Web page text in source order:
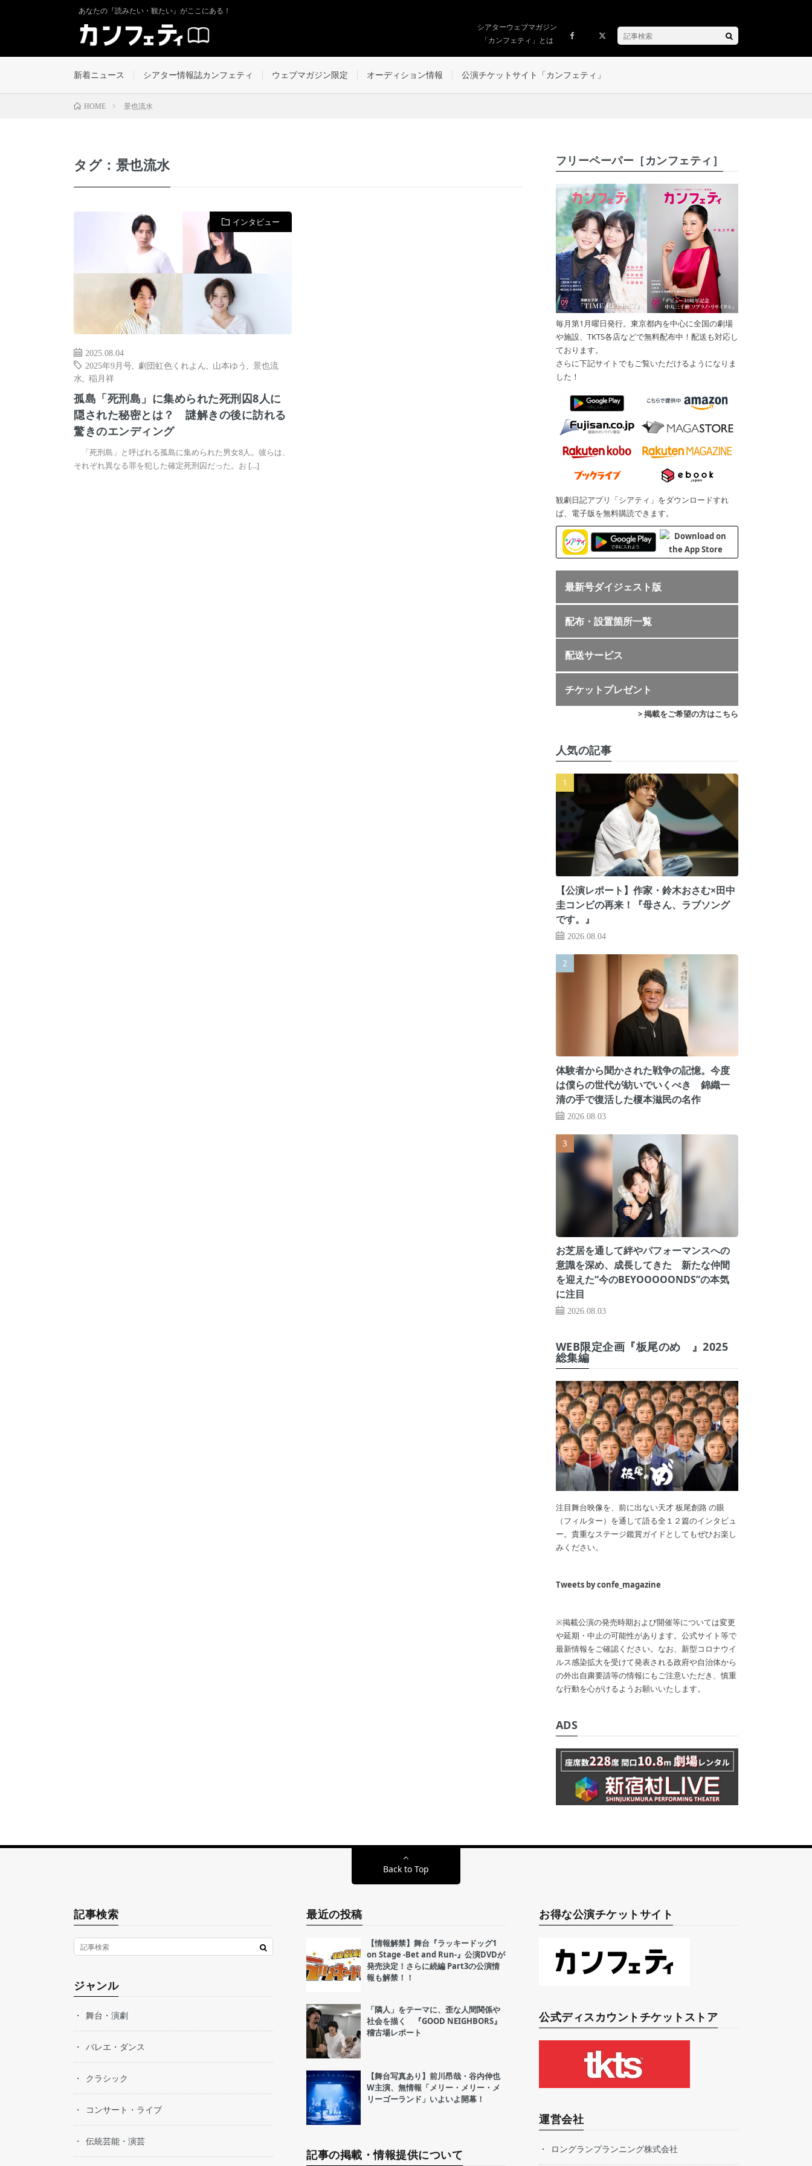
あなたの『読みたい・観たい』がここにある！
シアターウェブマガジン
「カンフェティ」とは
新着ニュース シアター情報誌カンフェティ ウェブマガジン限定 オーディション情報 公演チケットサイト「カンフェティ」
HOME 景也流水
タグ：景也流水
インタビュー
2025.08.04
2025年9月号
劇団虹色くれよん 山本ゆう
景也流
水
稲月祥
孤島「死刑島」に集められた死刑囚8人に
隠された秘密とは？ 謎解きの後に訪れる
驚きのエンディング
「死刑島」と呼ばれる孤島に集められた男女8人。彼らは、
それぞれ異なる罪を犯した確定死刑囚だった。お […]
フリーペーパー［カンフェティ］
毎月第1月曜日発行。東京都内を中心に全国の劇場
や施設、TKTS各店などで無料配布中！配送も対応し
ております。
さらに下記サイトでもご覧いただけるようになりま
した！
観劇日記アプリ「シアティ」をダウンロードすれ
ば、電子版を無料購読できます。
最新号ダイジェスト版
配布・設置箇所一覧
配送サービス
チケットプレゼント
> 掲載をご希望の方はこちら
人気の記事
【公演レポート】作家・鈴木おさむ×田中
圭コンビの再来！『母さん、ラブソング
です。』
2026.08.04
体験者から聞かされた戦争の記憶。今度
は僕らの世代が紡いでいくべき 錦織一
清の手で復活した榎本滋民の名作
2026.08.03
お芝居を通して絆やパフォーマンスへの
意識を深め、成長してきた 新たな仲間
を迎えた“今のBEYOOOOONDS”の本気
に注目
2026.08.03
WEB限定企画『板尾のめ゙』2025
総集編
注目舞台映像を、前に出ない天才 板尾創路 の眼
（フィルター）を通して語る全１２篇のインタビュ
ー。貴重なステージ鑑賞ガイドとしてもぜひお楽し
みください。
Tweets by confe_magazine
※掲載公演の発売時期および開催等については変更
や延期・中止の可能性があります。公式サイト等で
最新情報をご確認ください。なお、新型コロナウイ
ルス感染拡大を受けて発表される政府や自治体から
の外出自粛要請等の情報にもご注意いただき、慎重
な行動を心がけるようお願いいたします。
ADS
Back to Top
記事検索
ジャンル
舞台・演劇
バレエ・ダンス
クラシック
コンサート・ライブ
伝統芸能・演芸
最近の投稿
【情報解禁】舞台『ラッキードッグ1
on Stage -Bet and Run-』公演DVDが
発売決定！さらに続編 Part3の公演情
報も解禁！！
「隣人」をテーマに、歪な人間関係や
社会を描く 『GOOD NEIGHBORS』
稽古場レポート
【舞台写真あり】前川昂哉・谷内伸也
W主演、無情報「メリー・メリー・メ
リーゴーランド」いよいよ開幕！
記事の掲載・情報提供について
お得な公演チケットサイト
公式ディスカウントチケットストア
運営会社
ロングランプランニング株式会社